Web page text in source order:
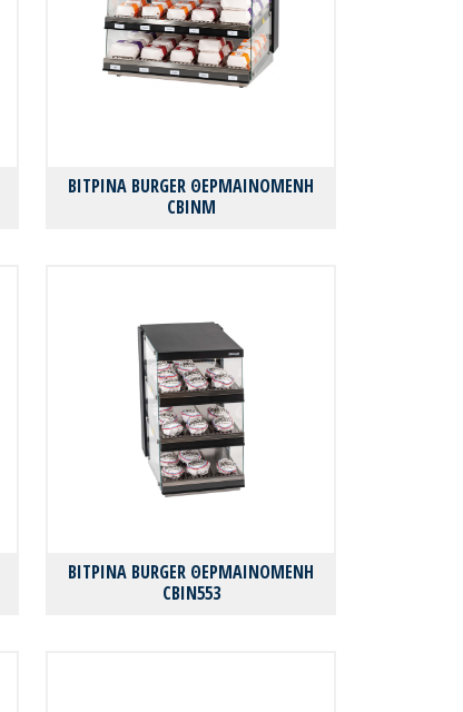
ΒΙΤΡΙΝΑ BURGER ΘΕΡΜΑΙΝΟΜΕΝΗ
CBINM
ΒΙΤΡΙΝΑ BURGER ΘΕΡΜΑΙΝΟΜΕΝΗ
CBIN553